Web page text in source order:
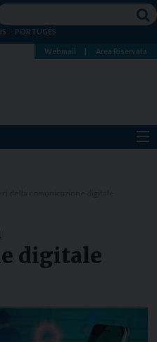
PORTUGÊS
Webmail Area Riservata
digitale